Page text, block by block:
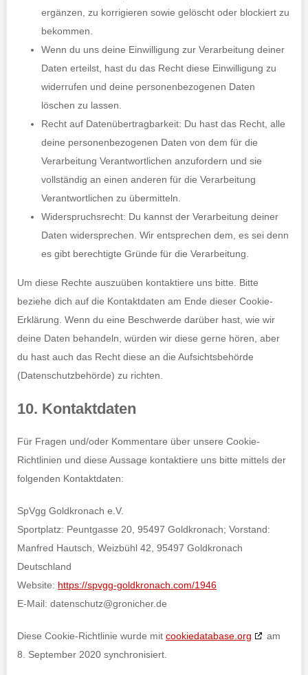
ergänzen, zu korrigieren sowie gelöscht oder blockiert zu
bekommen.
Wenn du uns deine Einwilligung zur Verarbeitung deiner
Daten erteilst, hast du das Recht diese Einwilligung zu
widerrufen und deine personenbezogenen Daten
löschen zu lassen.
Recht auf Datenübertragbarkeit: Du hast das Recht, alle
deine personenbezogenen Daten von dem für die
Verarbeitung Verantwortlichen anzufordern und sie
vollständig an einen anderen für die Verarbeitung
Verantwortlichen zu übermitteln.
Widerspruchsrecht: Du kannst der Verarbeitung deiner
Daten widersprechen. Wir entsprechen dem, es sei denn
es gibt berechtigte Gründe für die Verarbeitung.
Um diese Rechte auszuüben kontaktiere uns bitte. Bitte
beziehe dich auf die Kontaktdaten am Ende dieser Cookie-
Erklärung. Wenn du eine Beschwerde darüber hast, wie wir
deine Daten behandeln, würden wir diese gerne hören, aber
du hast auch das Recht diese an die Aufsichtsbehörde
(Datenschutzbehörde) zu richten.
10. Kontaktdaten
Für Fragen und/oder Kommentare über unsere Cookie-
Richtlinien und diese Aussage kontaktiere uns bitte mittels der
folgenden Kontaktdaten:
SpVgg Goldkronach e.V.
Sportplatz: Peuntgasse 20, 95497 Goldkronach; Vorstand:
Manfred Hautsch, Weizbühl 42, 95497 Goldkronach
Deutschland
Website: https://spvgg-goldkronach.com/1946
E-Mail: datenschutz@gronicher.de
Diese Cookie-Richtlinie wurde mit cookiedatabase.org
am
8. September 2020 synchronisiert.